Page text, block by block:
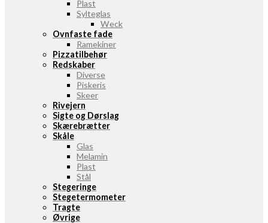
Plast
Sylteglas
Weck
Ovnfaste fade
Ramekiner
Pizzatilbehør
Redskaber
Diverse
Piskeris
Skeer
Rivejern
Sigte og Dørslag
Skærebrætter
Skåle
Glas
Melamin
Plast
Stål
Stegeringe
Stegetermometer
Tragte
Øvrige